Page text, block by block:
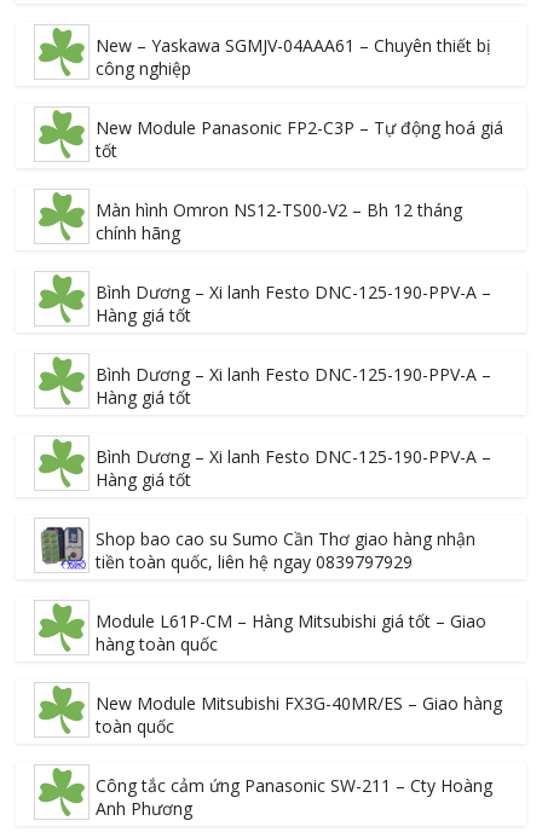
New – Yaskawa SGMJV-04AAA61 – Chuyên thiết bị
công nghiệp
New Module Panasonic FP2-C3P – Tự động hoá giá
tốt
Màn hình Omron NS12-TS00-V2 – Bh 12 tháng
chính hãng
Bình Dương – Xi lanh Festo DNC-125-190-PPV-A –
Hàng giá tốt
Bình Dương – Xi lanh Festo DNC-125-190-PPV-A –
Hàng giá tốt
Bình Dương – Xi lanh Festo DNC-125-190-PPV-A –
Hàng giá tốt
Shop bao cao su Sumo Cần Thơ giao hàng nhận
tiền toàn quốc, liên hệ ngay 0839797929
Module L61P-CM – Hàng Mitsubishi giá tốt – Giao
hàng toàn quốc
New Module Mitsubishi FX3G-40MR/ES – Giao hàng
toàn quốc
Công tắc cảm ứng Panasonic SW-211 – Cty Hoàng
Anh Phương